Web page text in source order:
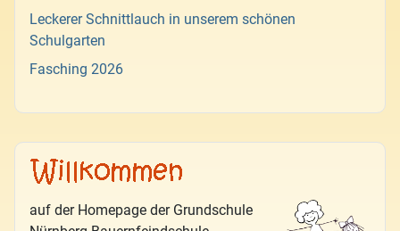
auf der Homepage der Grundschule
Leckerer Schnittlauch in unserem schönen
Schulgarten
Fasching 2026